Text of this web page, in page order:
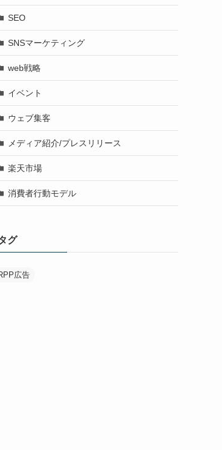
SEO
SNSマーケティング
web戦略
イベント
ウェブ集客
メディア紹介/プレスリリース
楽天市場
消費者行動モデル
グ
広告